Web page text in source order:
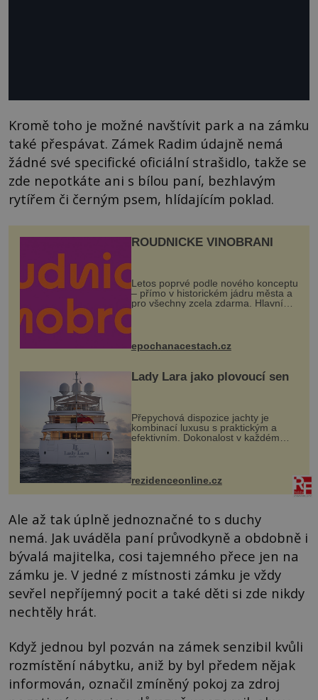
Kromě toho je možné navštívit park a na zámku
také přespávat. Zámek Radim údajně nemá
žádné své specifické oficiální strašidlo, takže se
zde nepotkáte ani s bílou paní, bezhlavým
rytířem či černým psem, hlídajícím poklad.
ROUDNICKÉ VINOBRANÍ
Letos poprvé podle nového konceptu
– přímo v historickém jádru města a
pro všechny zcela zdarma. Hlavní
program se odehraje na Karlově a
mohou těšit na víno, burčák, pes...
epochanacestach.cz
Lady Lara jako plovoucí sen
Přepychová dispozice jachty je
kombinací luxusu s praktickým a
efektivním. Dokonalost v každém
detailu představuje značka Fendi
Casa, kterou byly vybaveny její
paluby. Monacký přístav nabízí
každoročn...
rezidenceonline.cz
Ale až tak úplně jednoznačné to s duchy
nemá. Jak uváděla paní průvodkyně a obdobně i
bývalá majitelka, cosi tajemného přece jen na
zámku je. V jedné z místnosti zámku je vždy
sevřel nepříjemný pocit a také děti si zde nikdy
nechtěly hrát.
Když jednou byl pozván na zámek senzibil kvůli
rozmístění nábytku, aniž by byl předem nějak
informován, označil zmíněný pokoj za zdroj